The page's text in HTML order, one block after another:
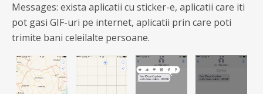
Messages: exista aplicatii cu sticker-e, aplicatii care iti
pot gasi GIF-uri pe internet, aplicatii prin care poti
trimite bani celeilalte persoane.